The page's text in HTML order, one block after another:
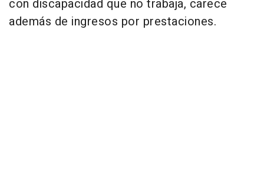
con discapacidad que no trabaja, carece
además de ingresos por prestaciones.